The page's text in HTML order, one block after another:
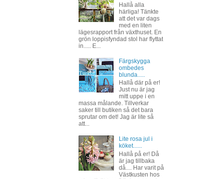
Hallå alla
härliga! Tänkte
att det var dags
med en liten
lägesrapport från växthuset. En
grön loppisfyndad stol har flyttat
in..... E...
Färgskygga
ombedes
blunda.....
Hallå där på er!
Just nu är jag
mitt uppe i en
massa målande. Tillverkar
saker till butiken så det bara
sprutar om det! Jag är lite så
att...
Lite rosa jul i
köket......
Hallå på er! Då
är jag tillbaka
då.... Har varit på
Västkusten hos